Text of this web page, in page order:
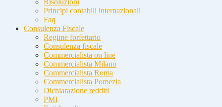
Risoluzioni
Principi contabili internazionali
Faq
Consulenza Fiscale
Regime forfettario
Consulenza fiscale
Commercialista on line
Commercialista Milano
Commercialista Roma
Commercialista Pomezia
Dichiarazione redditi
PMI